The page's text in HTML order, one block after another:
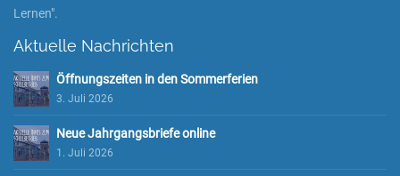
Lernen".
Aktuelle Nachrichten
Öffnungszeiten in den Sommerferien
3. Juli 2026
Neue Jahrgangsbriefe online
1. Juli 2026